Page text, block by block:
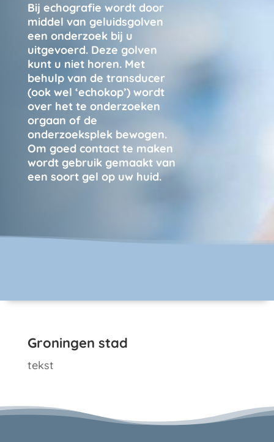
Bij echografie wordt door
middel van geluidsgolven
een onderzoek bij u
uitgevoerd. Deze golven
kunt u niet horen. Met
behulp van de transducer
(ook wel ‘echokop’) wordt
over het te onderzoeken
orgaan of de
onderzoeksplek bewogen.
Om goed contact te maken
wordt gebruik gemaakt van
een soort gel op uw huid.
Groningen stad
tekst